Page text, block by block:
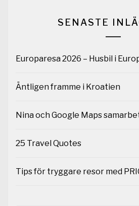
SENASTE
Europaresa 2026 – Husbil i
Äntligen framme i Kroatien
Nina och Google Maps
25 Travel Quotes
Tips för tryggare resor med